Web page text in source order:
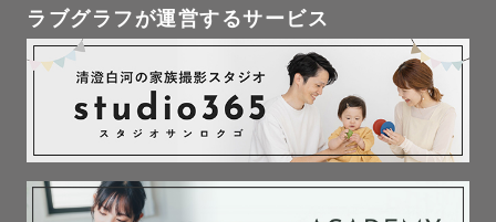
ーーーーーーーーーー
✿ゆうかりす。ってどんな人？✿
旅行とカメラが大好きな32歳です！
ラブグラフが運営するサービス